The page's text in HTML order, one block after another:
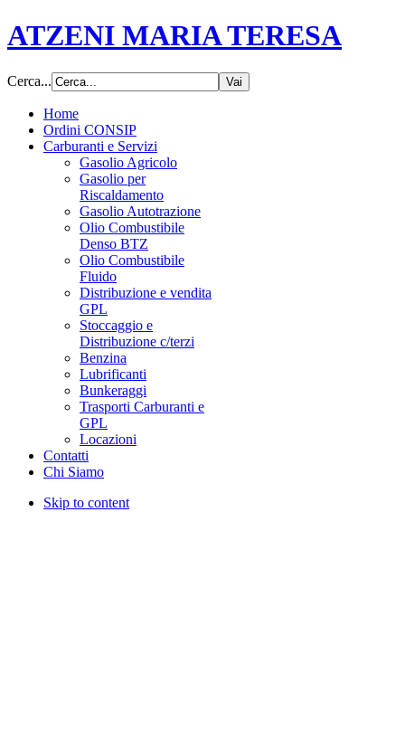
ATZENI MARIA TERESA
Cerca...
Home
Ordini CONSIP
Carburanti e Servizi
Gasolio Agricolo
Gasolio per
Riscaldamento
Gasolio Autotrazione
Olio Combustibile
Denso BTZ
Olio Combustibile
Fluido
Distribuzione e vendita
GPL
Stoccaggio e
Distribuzione c/terzi
Benzina
Lubrificanti
Bunkeraggi
Trasporti Carburanti e
GPL
Locazioni
Contatti
Chi Siamo
Skip to content